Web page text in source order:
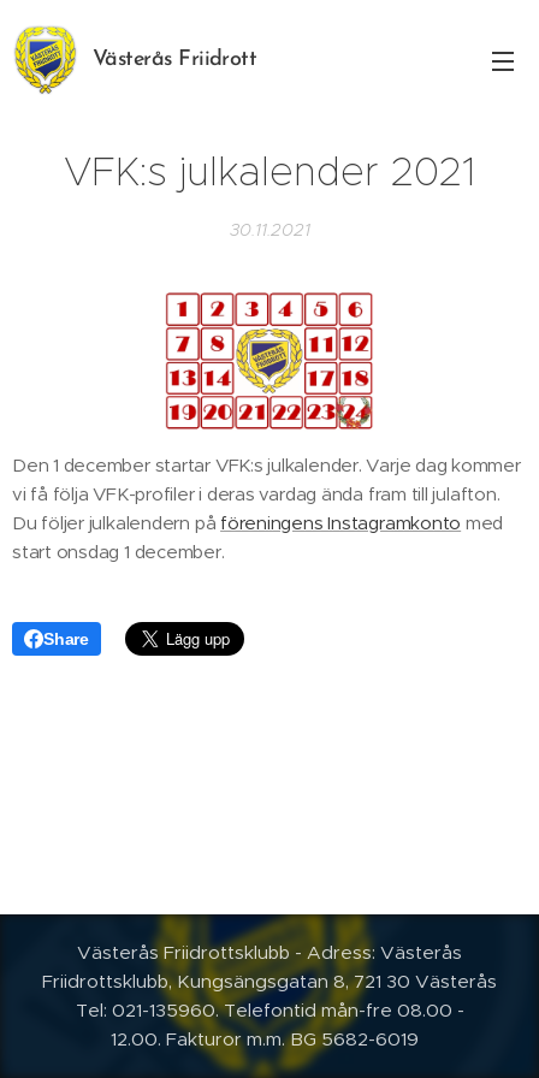
Västerås Friidrott
VFK:s julkalender 2021
30.11.2021
Den 1 december startar VFK:s julkalender. Varje dag kommer
vi få följa VFK-profiler i deras vardag ända fram till julafton.
Du följer julkalendern på föreningens Instagramkonto med
start onsdag 1 december.
Share
Västerås Friidrottsklubb - Adress: Västerås
Friidrottsklubb, Kungsängsgatan 8, 721 30 Västerås
Tel: 021-135960. Telefontid mån-fre 08.00 -
12.00. Fakturor m.m. BG 5682-6019